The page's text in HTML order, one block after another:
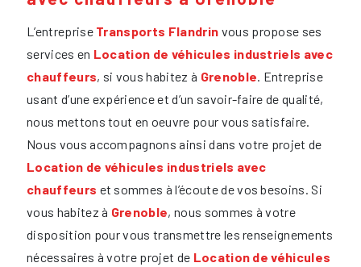
L’entreprise Transports Flandrin vous propose ses
services en Location de véhicules industriels avec
chauffeurs, si vous habitez à Grenoble. Entreprise
usant d’une expérience et d’un savoir-faire de qualité,
nous mettons tout en oeuvre pour vous satisfaire.
Nous vous accompagnons ainsi dans votre projet de
Location de véhicules industriels avec
chauffeurs et sommes à l’écoute de vos besoins. Si
vous habitez à Grenoble, nous sommes à votre
disposition pour vous transmettre les renseignements
nécessaires à votre projet de Location de véhicules